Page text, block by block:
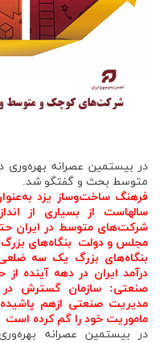
در بیستمین عصرانه
متوسط بحث و گفتگو شد.
فرهنگ ساخت‌و‌ساز یزد
سالهاست از بسیاری از
شرکت‌های متوسط در ایران
مجلس و دولت بنگاه‌های
بنگا‌ه‌های بزرگ یک سه
درآمد ایران در دهه آینده
صنعتی: سازمان گسترش در
مدیریت صنعتی ازهم پاشیده
ماموریت خود را گم کرده است
در بیستمین عصرانه